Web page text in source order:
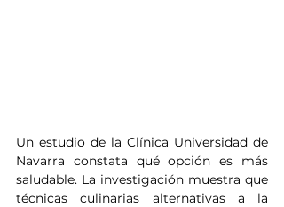
Un estudio de la Clínica Universidad de
Navarra constata qué opción es más
saludable. La investigación muestra que
técnicas culinarias alternativas a la